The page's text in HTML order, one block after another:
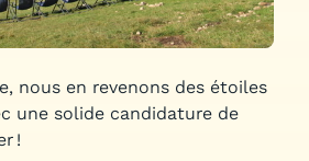
nous en revenons des étoiles
une solide candidature de
!